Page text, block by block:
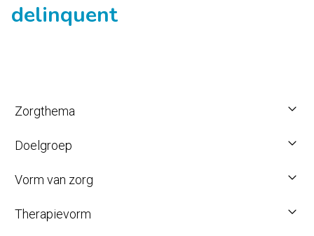
delinquent
Zorgthema
Doelgroep
Vorm van zorg
Therapievorm